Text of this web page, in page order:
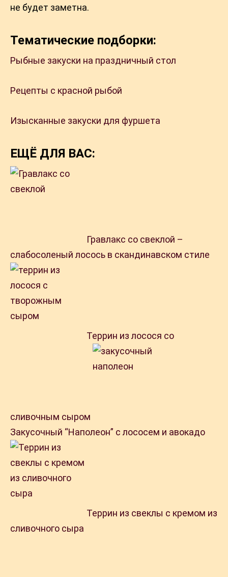
не будет заметна.
Тематические подборки:
Рыбные закуски на праздничный стол
Рецепты с красной рыбой
Изысканные закуски для фуршета
ЕЩЁ ДЛЯ ВАС:
Гравлакс со свеклой –
слабосоленый лосось в скандинавском стиле
Террин из лосося со
сливочным сыром
Закусочный “Наполеон” с лососем и авокадо
Террин из свеклы с кремом из
сливочного сыра